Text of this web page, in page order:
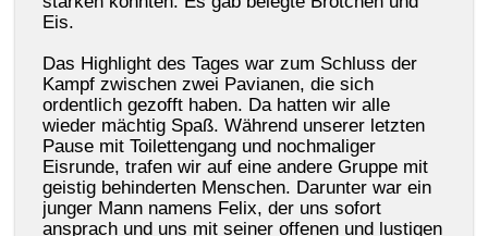
Eis.
Das Highlight des Tages war zum Schluss der
Kampf zwischen zwei Pavianen, die sich
ordentlich gezofft haben. Da hatten wir alle
wieder mächtig Spaß. Während unserer letzten
Pause mit Toilettengang und nochmaliger
Eisrunde, trafen wir auf eine andere Gruppe mit
geistig behinderten Menschen. Darunter war ein
junger Mann namens Felix, der uns sofort
ansprach und uns mit seiner offenen und lustigen